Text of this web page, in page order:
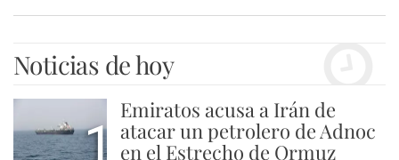
Noticias de hoy
1
Emiratos acusa a Irán de
atacar un petrolero de Adnoc
en el Estrecho de Ormuz